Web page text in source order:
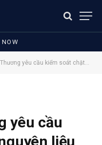
cầu kiểm soát chặt nguyên liệu đầu vào hàng xuất khẩu
yêu cầu
liệu